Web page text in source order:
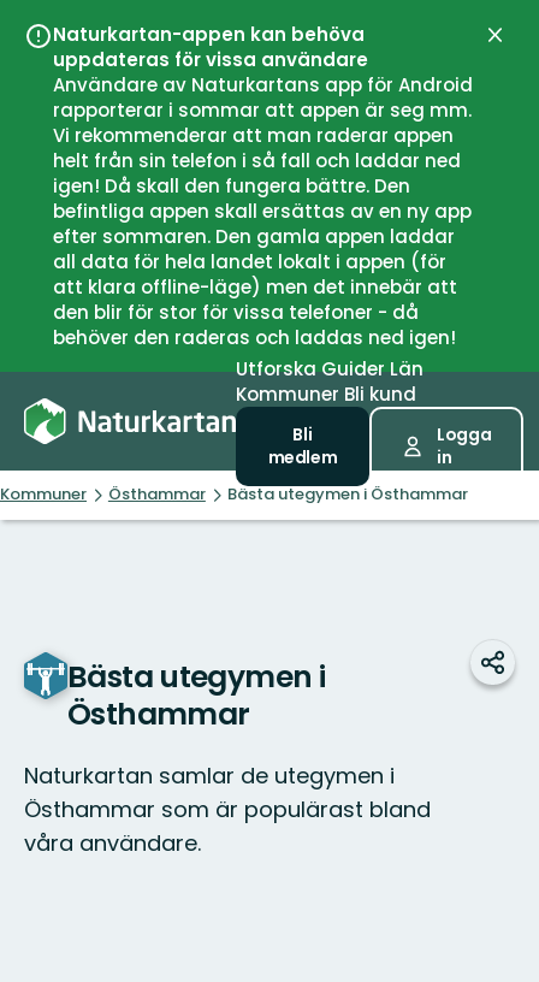
Naturkartan-appen kan behöva
uppdateras för vissa användare
Användare av Naturkartans app för Android
rapporterar i sommar att appen är seg mm.
Vi rekommenderar att man raderar appen
helt från sin telefon i så fall och laddar ned
igen! Då skall den fungera bättre. Den
befintliga appen skall ersättas av en ny app
efter sommaren. Den gamla appen laddar
all data för hela landet lokalt i appen (för
att klara offline-läge) men det innebär att
den blir för stor för vissa telefoner - då
behöver den raderas och laddas ned igen!
UtforskaGuiderLän
Kommuner Bli kund
Bli
medlem
Logga
in
Kommuner Östhammar Bästa utegymen i Östhammar
Bästa utegymen i
Östhammar
Naturkartan samlar de utegymen i
Östhammar som är populärast bland
våra användare.
Dela